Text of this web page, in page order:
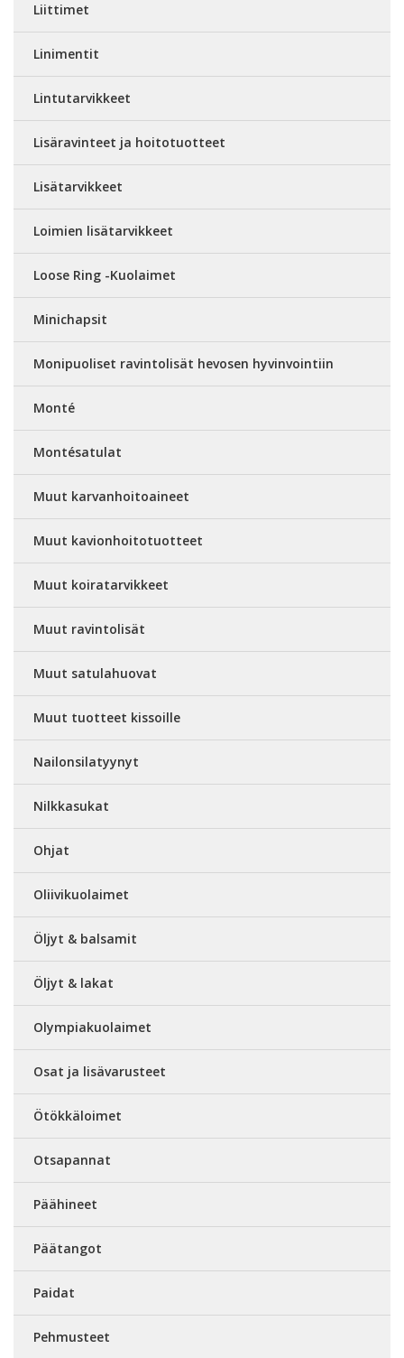
Liittimet
Linimentit
Lintutarvikkeet
Lisäravinteet ja hoitotuotteet
Lisätarvikkeet
Loimien lisätarvikkeet
Loose Ring -Kuolaimet
Minichapsit
Monipuoliset ravintolisät hevosen hyvinvointiin
Monté
Montésatulat
Muut karvanhoitoaineet
Muut kavionhoitotuotteet
Muut koiratarvikkeet
Muut ravintolisät
Muut satulahuovat
Muut tuotteet kissoille
Nailonsilatyynyt
Nilkkasukat
Ohjat
Oliivikuolaimet
Öljyt & balsamit
Öljyt & lakat
Olympiakuolaimet
Osat ja lisävarusteet
Ötökkäloimet
Otsapannat
Päähineet
Päätangot
Paidat
Pehmusteet